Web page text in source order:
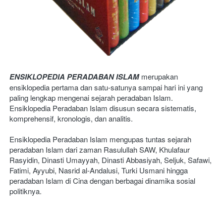
ENSIKLOPEDIA PERADABAN ISLAM merupakan
ensiklopedia pertama dan satu-satunya sampai hari ini yang
paling lengkap mengenai sejarah peradaban Islam.
Ensiklopedia Peradaban Islam disusun secara sistematis,
komprehensif, kronologis, dan analitis.
Ensiklopedia Peradaban Islam mengupas tuntas sejarah
peradaban Islam dari zaman Rasulullah SAW, Khulafaur
Rasyidin, Dinasti Umayyah, Dinasti Abbasiyah, Seljuk, Safawi,
Fatimi, Ayyubi, Nasrid al-Andalusi, Turki Usmani hingga
peradaban Islam di Cina dengan berbagai dinamika sosial
politiknya.